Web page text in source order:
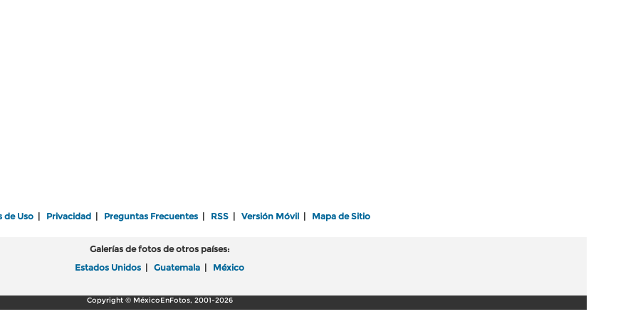
de Uso Privacidad Preguntas Frecuentes RSS Versión Móvil Mapa de Sitio
Galerías de fotos de otros países:
Estados Unidos
Guatemala México
Copyright © MéxicoEnFotos, 2001-2026